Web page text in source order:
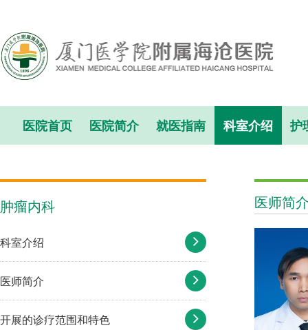
医院首页 医院简介 就医指南 科室介绍 护
医师简
肿瘤内科
科室介绍
医师简介
开展的诊疗范围和特色